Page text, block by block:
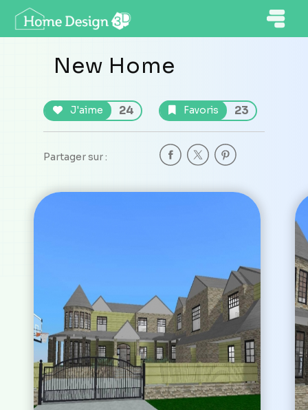
New Home
J'aime 24 Favoris 23
Partager sur :